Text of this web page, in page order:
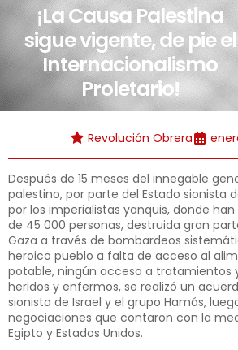
¡La Causa Palestina
sigue vigente, de pie el
Internacionalismo
Proletario!
Revolución Obrera
Después de 15 meses del innegable
palestino, por parte del Estado sionista
por los imperialistas yanquis, donde
de 45 000 personas, destruida gran
Gaza a través de bombardeos
heroico pueblo a falta de acceso al
potable, ningún acceso a tratamientos
heridos y enfermos, se realizó un
sionista de Israel y el grupo Hamás,
negociaciones que contaron con la
Egipto y Estados Unidos.